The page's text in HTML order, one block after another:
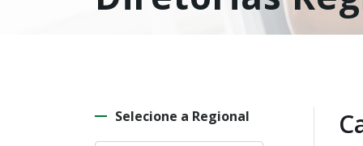
Selecione a Regional